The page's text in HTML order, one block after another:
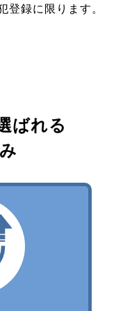
録に限ります。
ばれる